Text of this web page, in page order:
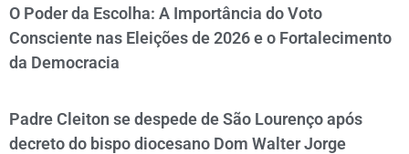
O Poder da Escolha: A Importância do Voto
Consciente nas Eleições de 2026 e o Fortalecimento
da Democracia
Padre Cleiton se despede de São Lourenço após
decreto do bispo diocesano Dom Walter Jorge